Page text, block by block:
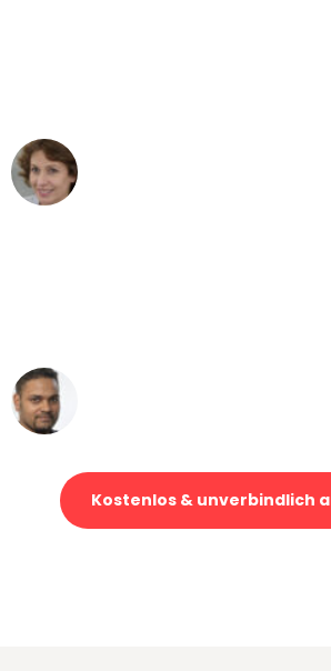
Kostenlos & unverbindlich